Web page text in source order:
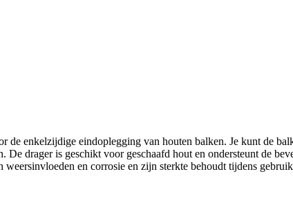
enkelzijdige eindoplegging van houten balken. Je kunt de
De drager is geschikt voor geschaafd hout en ondersteunt de
en corrosie en zijn sterkte behoudt tijdens